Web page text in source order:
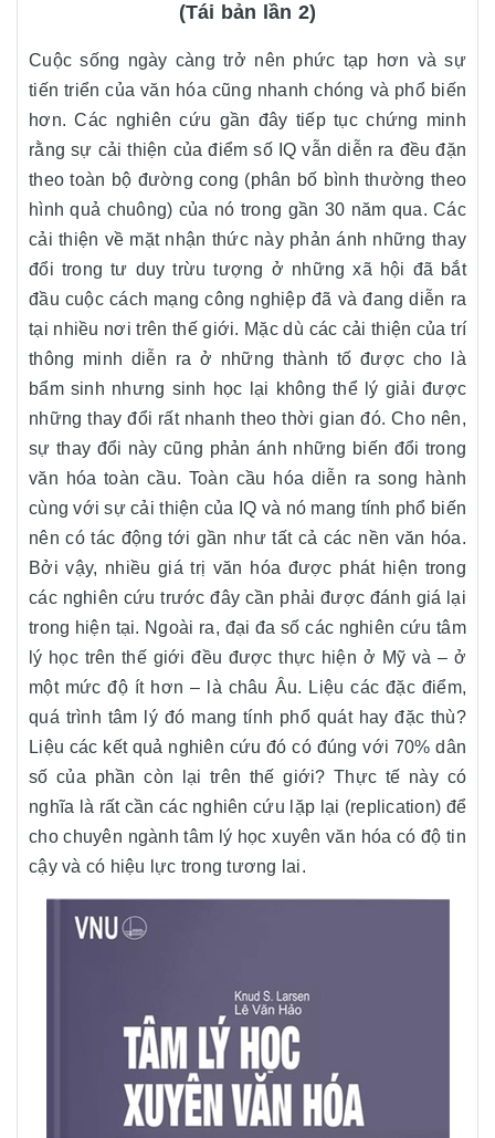
(Tái bản lần 2)
Cuộc sống ngày càng trở nên phức tạp hơn và sự
tiến triển của văn hóa cũng nhanh chóng và phổ biến
hơn. Các nghiên cứu gần đây tiếp tục chứng minh
rằng sự cải thiện của điểm số IQ vẫn diễn ra đều đặn
theo toàn bộ đường cong (phân bố bình thường theo
hình quả chuông) của nó trong gần 30 năm qua. Các
cải thiện về mặt nhận thức này phản ánh những thay
đổi trong tư duy trừu tượng ở những xã hội đã bắt
đầu cuộc cách mạng công nghiệp đã và đang diễn ra
tại nhiều nơi trên thế giới. Mặc dù các cải thiện của trí
thông minh diễn ra ở những thành tố được cho là
bẩm sinh nhưng sinh học lại không thể lý giải được
những thay đổi rất nhanh theo thời gian đó. Cho nên,
sự thay đổi này cũng phản ánh những biến đổi trong
văn hóa toàn cầu. Toàn cầu hóa diễn ra song hành
cùng với sự cải thiện của IQ và nó mang tính phổ biến
nên có tác động tới gần như tất cả các nền văn hóa.
Bởi vậy, nhiều giá trị văn hóa được phát hiện trong
các nghiên cứu trước đây cần phải được đánh giá lại
trong hiện tại. Ngoài ra, đại đa số các nghiên cứu tâm
lý học trên thế giới đều được thực hiện ở Mỹ và – ở
một mức độ ít hơn – là châu Âu. Liệu các đặc điểm,
quá trình tâm lý đó mang tính phổ quát hay đặc thù?
Liệu các kết quả nghiên cứu đó có đúng với 70% dân
số của phần còn lại trên thế giới? Thực tế này có
nghĩa là rất cần các nghiên cứu lặp lại (replication) để
cho chuyên ngành tâm lý học xuyên văn hóa có độ tin
cậy và có hiệu lực trong tương lai.